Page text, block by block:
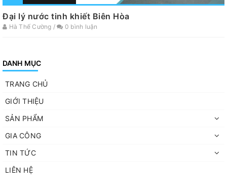
Đại lý nước tinh khiết Biên Hòa
Hà Thế Cường / 0 bình luận
DANH MỤC
TRANG CHỦ
GIỚI THIỆU
SẢN PHẨM
GIA CÔNG
TIN TỨC
LIÊN HỆ